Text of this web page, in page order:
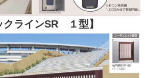
クラインSR １型】